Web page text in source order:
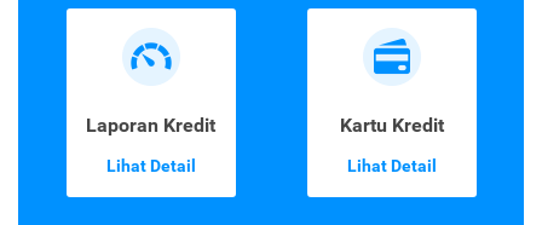
Laporan Kredit
Lihat Detail
Kartu Kredit
Lihat Detail